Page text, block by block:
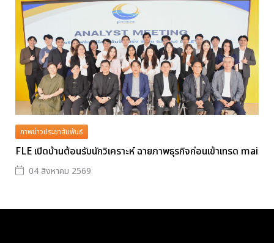
ภาพข่าวประชาสัมพันธ์
FLE เปิดบ้านต้อนรับนักวิเคราะห์ ฉายภาพธุรกิจก่อนเข้าเทรด mai
04 สิงหาคม 2569